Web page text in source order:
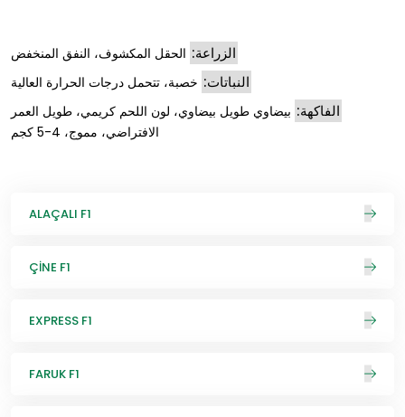
الزراعة: الحقل المكشوف، النفق المنخفض
النباتات: خصبة، تتحمل درجات الحرارة العالية
الفاكهة: بيضاوي طويل بيضاوي، لون اللحم كريمي، طويل العمر
الافتراضي، مموج، 4-5 كجم
ALAÇALI F1
ÇİNE F1
EXPRESS F1
FARUK F1